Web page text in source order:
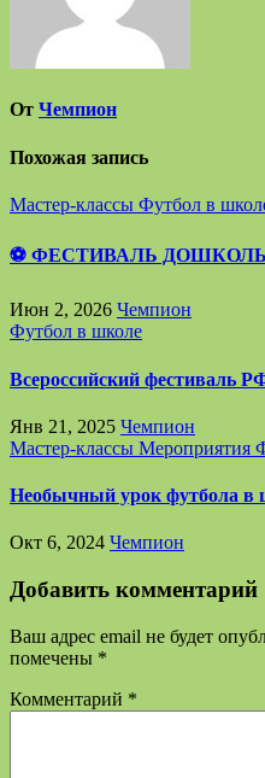
От Чемпион
Похожая запись
Мастер-классы Футбол в
⚽ ФЕСТИВАЛЬ
Июн 2, 2026 Чемпион
Футбол в школе
Всероссийский фестиваль
Янв 21, 2025 Чемпион
Мастер-классы Мероприятия
Необычный урок футбола в
Окт 6, 2024 Чемпион
Добавить комментарий
Ваш адрес email не будет
помечены *
Комментарий *